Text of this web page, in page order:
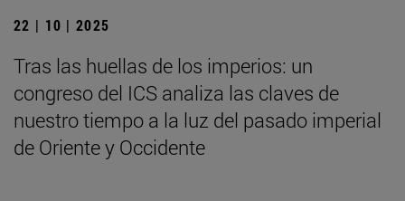
22 | 10 | 2025
Tras las huellas de los imperios: un
congreso del ICS analiza las claves de
nuestro tiempo a la luz del pasado imperial
de Oriente y Occidente